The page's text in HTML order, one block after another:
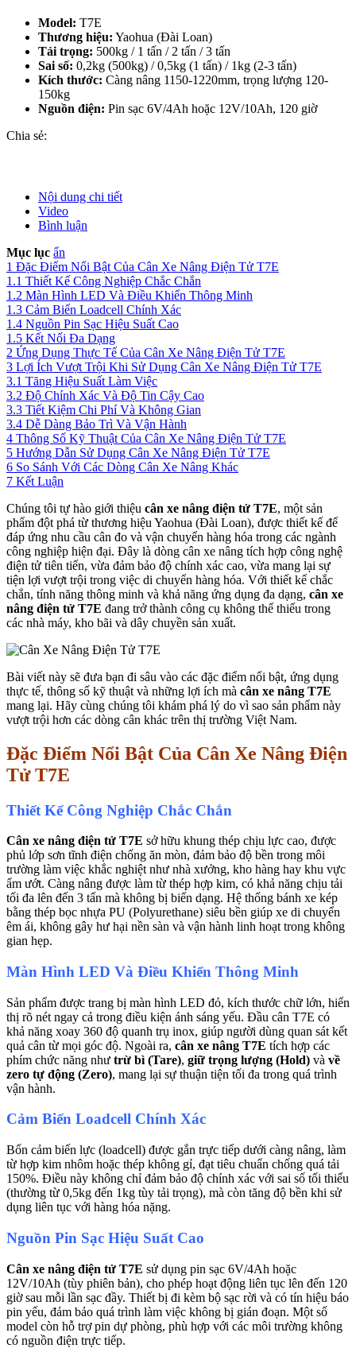
Model: T7E
Thương hiệu: Yaohua (Đài Loan)
Tải trọng: 500kg / 1 tấn / 2 tấn / 3 tấn
Sai số: 0,2kg (500kg) / 0,5kg (1 tấn) / 1kg (2-3 tấn)
Kích thước: Càng nâng 1150-1220mm, trọng lượng 120-
150kg
Nguồn điện: Pin sạc 6V/4Ah hoặc 12V/10Ah, 120 giờ
Chia sẻ:
Nội dung chi tiết
Video
Bình luận
Mục lục ẩn
1 Đặc Điểm Nổi Bật Của Cân Xe Nâng Điện Tử T7E
1.1 Thiết Kế Công Nghiệp Chắc Chắn
1.2 Màn Hình LED Và Điều Khiển Thông Minh
1.3 Cảm Biến Loadcell Chính Xác
1.4 Nguồn Pin Sạc Hiệu Suất Cao
1.5 Kết Nối Đa Dạng
2 Ứng Dụng Thực Tế Của Cân Xe Nâng Điện Tử T7E
3 Lợi Ích Vượt Trội Khi Sử Dụng Cân Xe Nâng Điện Tử T7E
3.1 Tăng Hiệu Suất Làm Việc
3.2 Độ Chính Xác Và Độ Tin Cậy Cao
3.3 Tiết Kiệm Chi Phí Và Không Gian
3.4 Dễ Dàng Bảo Trì Và Vận Hành
4 Thông Số Kỹ Thuật Của Cân Xe Nâng Điện Tử T7E
5 Hướng Dẫn Sử Dụng Cân Xe Nâng Điện Tử T7E
6 So Sánh Với Các Dòng Cân Xe Nâng Khác
7 Kết Luận
Chúng tôi tự hào giới thiệu cân xe nâng điện tử T7E, một sản
phẩm đột phá từ thương hiệu Yaohua (Đài Loan), được thiết kế để
đáp ứng nhu cầu cân đo và vận chuyển hàng hóa trong các ngành
công nghiệp hiện đại. Đây là dòng cân xe nâng tích hợp công nghệ
điện tử tiên tiến, vừa đảm bảo độ chính xác cao, vừa mang lại sự
tiện lợi vượt trội trong việc di chuyển hàng hóa. Với thiết kế chắc
chắn, tính năng thông minh và khả năng ứng dụng đa dạng, cân xe
nâng điện tử T7E đang trở thành công cụ không thể thiếu trong
các nhà máy, kho bãi và dây chuyền sản xuất.
Bài viết này sẽ đưa bạn đi sâu vào các đặc điểm nổi bật, ứng dụng
thực tế, thông số kỹ thuật và những lợi ích mà cân xe nâng T7E
mang lại. Hãy cùng chúng tôi khám phá lý do vì sao sản phẩm này
vượt trội hơn các dòng cân khác trên thị trường Việt Nam.
Đặc Điểm Nổi Bật Của Cân Xe Nâng Điện
Tử T7E
Thiết Kế Công Nghiệp Chắc Chắn
Cân xe nâng điện tử T7E sở hữu khung thép chịu lực cao, được
phủ lớp sơn tĩnh điện chống ăn mòn, đảm bảo độ bền trong môi
trường làm việc khắc nghiệt như nhà xưởng, kho hàng hay khu vực
ẩm ướt. Càng nâng được làm từ thép hợp kim, có khả năng chịu tải
tối đa lên đến 3 tấn mà không bị biến dạng. Hệ thống bánh xe kép
bằng thép bọc nhựa PU (Polyurethane) siêu bền giúp xe di chuyển
êm ái, không gây hư hại nền sàn và vận hành linh hoạt trong không
gian hẹp.
Màn Hình LED Và Điều Khiển Thông Minh
Sản phẩm được trang bị màn hình LED đỏ, kích thước chữ lớn, hiển
thị rõ nét ngay cả trong điều kiện ánh sáng yếu. Đầu cân T7E có
khả năng xoay 360 độ quanh trụ inox, giúp người dùng quan sát kết
quả cân từ mọi góc độ. Ngoài ra, cân xe nâng T7E tích hợp các
phím chức năng như trừ bì (Tare), giữ trọng lượng (Hold) và về
zero tự động (Zero), mang lại sự thuận tiện tối đa trong quá trình
vận hành.
Cảm Biến Loadcell Chính Xác
Bốn cảm biến lực (loadcell) được gắn trực tiếp dưới càng nâng, làm
từ hợp kim nhôm hoặc thép không gỉ, đạt tiêu chuẩn chống quá tải
150%. Điều này không chỉ đảm bảo độ chính xác với sai số tối thiểu
(thường từ 0,5kg đến 1kg tùy tải trọng), mà còn tăng độ bền khi sử
dụng liên tục với hàng hóa nặng.
Nguồn Pin Sạc Hiệu Suất Cao
Cân xe nâng điện tử T7E sử dụng pin sạc 6V/4Ah hoặc
12V/10Ah (tùy phiên bản), cho phép hoạt động liên tục lên đến 120
giờ sau mỗi lần sạc đầy. Thiết bị đi kèm bộ sạc rời và có tín hiệu báo
pin yếu, đảm bảo quá trình làm việc không bị gián đoạn. Một số
model còn hỗ trợ pin dự phòng, phù hợp với các môi trường không
có nguồn điện trực tiếp.